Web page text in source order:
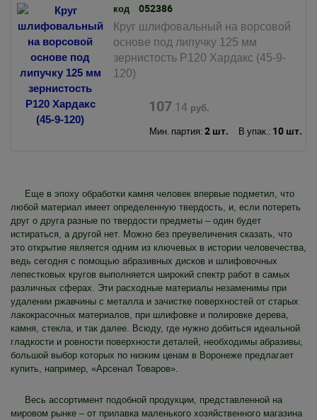
код 052386
Круг шлифовальный на ворсовой
основе под липучку 125 мм
зернистость Р120 Хардакс (45-9-
120)
107.14руб.
Мин. партия: 2 шт. В упак.: 10 шт.
Еще в эпоху обработки камня человек впервые подметил, что
любой материал имеет определенную твердость, и, если потереть
друг о друга разные по твердости предметы – один будет
истираться, а другой нет. Можно без преувеличения сказать, что
это открытие является одним из ключевых в истории человечества,
ведь сегодня с помощью абразивных дисков и шлифовочных
лепестковых кругов выполняется широкий спектр работ в самых
различных сферах. Эти расходные материалы незаменимы при
удалении ржавчины с металла и зачистке поверхностей от старых
лакокрасочных материалов, при шлифовке и полировке дерева,
камня, стекла, и так далее. Всюду, где нужно добиться идеальной
гладкости и ровности поверхности деталей, необходимы абразивы,
большой выбор которых по низким ценам в Воронеже предлагает
купить, например, «Арсенал Товаров».
Весь ассортимент подобной продукции, представленной на
мировом рынке – от прилавка маленького хозяйственного магазина